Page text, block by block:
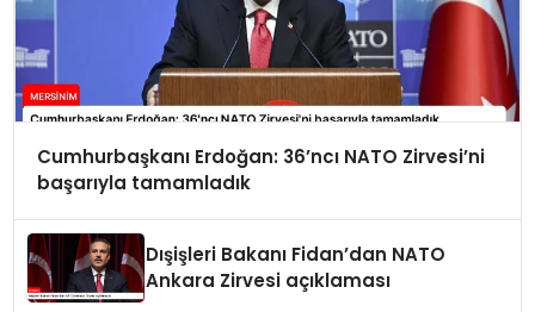
Cumhurbaşkanı Erdoğan: 36’ncı NATO Zirvesi’ni
başarıyla tamamladık
Dışişleri Bakanı Fidan’dan NATO
Ankara Zirvesi açıklaması